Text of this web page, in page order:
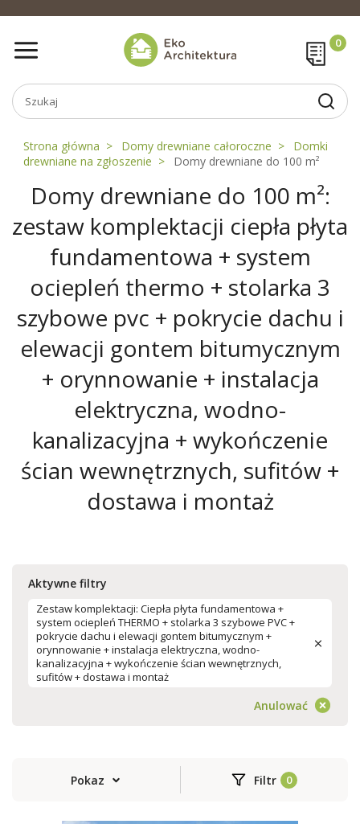
Strona główna Domy drewniane całoroczne
Domki
drewniane na zgłoszenie
Domy drewniane do 100 m²
Domy drewniane do 100 m²:
zestaw komplektacji ciepła płyta
fundamentowa + system
ociepleń thermo + stolarka 3
szybowe pvc + pokrycie dachu i
elewacji gontem bitumycznym
+ orynnowanie + instalacja
elektryczna, wodno-
kanalizacyjna + wykończenie
ścian wewnętrznych, sufitów +
dostawa i montaż
Aktywne filtry
Zestaw komplektacji: Ciepła płyta fundamentowa +
system ociepleń THERMO + stolarka 3 szybowe PVC +
pokrycie dachu i elewacji gontem bitumycznym +
orynnowanie + instalacja elektryczna, wodno-
kanalizacyjna + wykończenie ścian wewnętrznych,
sufitów + dostawa i montaż
Anulować
Pokaz Filtr